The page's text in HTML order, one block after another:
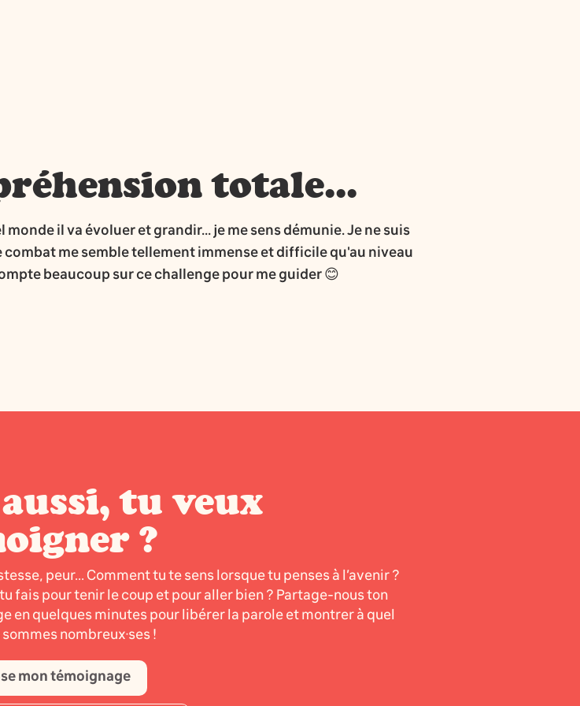
totale...
il va évoluer et grandir... je me sens démunie. Je ne suis
combat me semble tellement immense et difficile qu'au niveau
beaucoup sur ce challenge pour me guider 😊
tu veux
?
peur... Comment tu te sens lorsque tu penses à l’avenir ?
fais pour tenir le coup et pour aller bien ? Partage-nous ton
en quelques minutes pour libérer la parole et montrer à quel
nombreux·ses !
mon témoignage